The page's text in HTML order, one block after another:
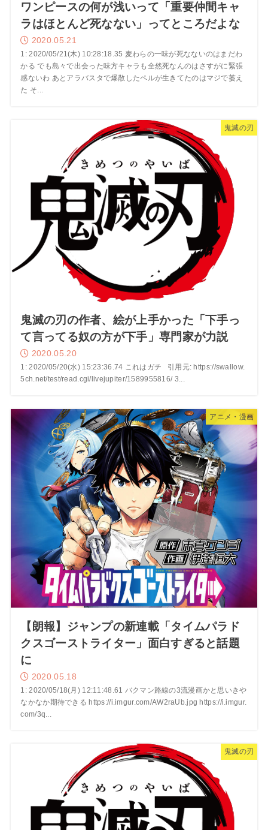
ワンピースの何が浅いって「重要仲間キャ
ラはほとんど死なない」ってところだよな
2020.05.21
1: 2020/05/21(木) 10:28:18.35 麦わらの一味が死なないのはまだわ
かる でも島々で出会った味方キャラも全然死なんのはさすがに緊張
感ないわ あとアラバスタで爆散したペルが生きてたのはマジで萎え
た そ...
鬼滅の刃
鬼滅の刃の作者、絵が上手かった「下手っ
て言ってる奴の方が下手」専門家が力説
2020.05.20
1: 2020/05/20(水) 15:23:36.74 これはガチ 引用元: https://swallow.
5ch.net/test/read.cgi/livejupiter/1589955816/ 3...
アニメ・漫画
【朗報】ジャンプの新連載「タイムパラド
クスゴーストライター」面白すぎると話題
に
2020.05.18
1: 2020/05/18(月) 12:11:48.61 バクマン路線の3流漫画かと思いきや
なかなか期待できる https://i.imgur.com/AW2raUb.jpg https://i.imgur.
com/3q...
鬼滅の刃